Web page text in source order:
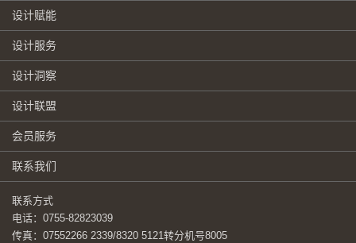
设计赋能
设计服务
设计洞察
设计联盟
会员服务
联系我们
联系方式
电话：0755-82823039
传真：07552266 2339/8320 5121转分机号8005